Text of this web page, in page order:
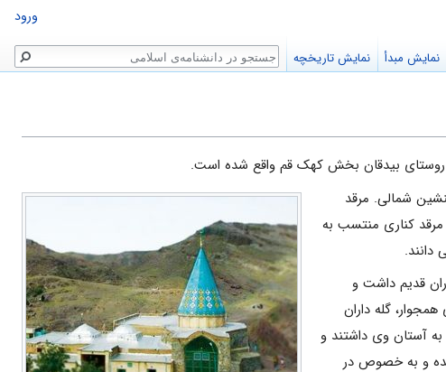
روستای بیدقان بخش کهک قم واقع شده است.
شمالى. مرقد
کنارى منتسب به
دانند.
قدیم داشت و
گله داران
آستان وى داشتند و
شده و به خصوص در
ورود
نمایش مبدأ نمایش تاریخچه جستجو